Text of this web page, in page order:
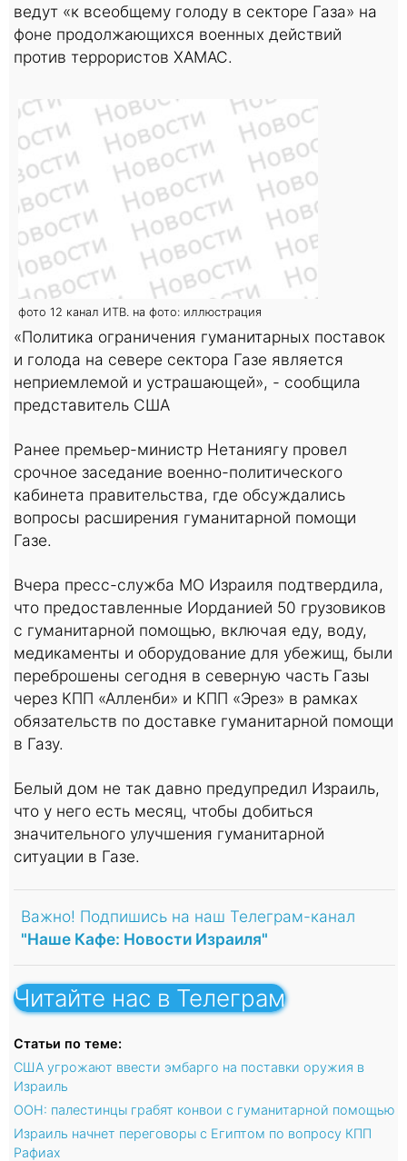
ведут «к всеобщему голоду в секторе Газа» на
фоне продолжающихся военных действий
против террористов ХАМАС.
фото 12 канал ИТВ. на фото: иллюстрация
«Политика ограничения гуманитарных поставок
и голода на севере сектора Газе является
неприемлемой и устрашающей», - сообщила
представитель США
Ранее премьер-министр Нетаниягу провел
срочное заседание военно-политического
кабинета правительства, где обсуждались
вопросы расширения гуманитарной помощи
Газе.
Вчера пресс-служба МО Израиля подтвердила,
что предоставленные Иорданией 50 грузовиков
с гуманитарной помощью, включая еду, воду,
медикаменты и оборудование для убежищ, были
переброшены сегодня в северную часть Газы
через КПП «Алленби» и КПП «Эрез» в рамках
обязательств по доставке гуманитарной помощи
в Газу.
Белый дом не так давно предупредил Израиль,
что у него есть месяц, чтобы добиться
значительного улучшения гуманитарной
ситуации в Газе.
Важно! Подпишись на наш Телеграм-канал
"Наше Кафе: Новости Израиля"
Читайте нас в Телеграм
Статьи по теме:
США угрожают ввести эмбарго на поставки оружия в
Израиль
ООН: палестинцы грабят конвои с гуманитарной помощью
Израиль начнет переговоры с Египтом по вопросу КПП
Рафиах